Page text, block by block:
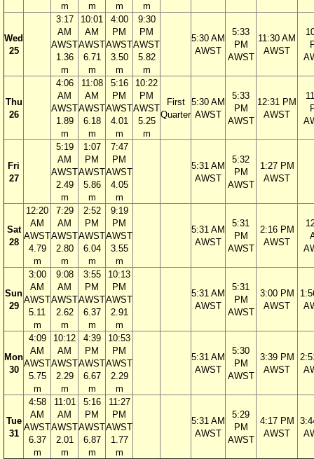
m
m
m
m
Wed
25
3:17
AM
AWST
1.36
m
10:01
AM
AWST
6.71
m
4:00
PM
AWST
3.50
m
9:30
PM
AWST
5.82
m
5:30 AM
AWST
5:33
PM
AWST
11:30 AM
AWST
Thu
26
4:06
AM
AWST
1.89
m
11:08
AM
AWST
6.18
m
5:16
PM
AWST
4.01
m
10:22
PM
AWST
5.25
m
First
Quarter
5:30 AM
AWST
5:33
PM
AWST
12:31 PM
AWST
Fri
27
5:19
AM
AWST
2.49
m
1:07
PM
AWST
5.86
m
7:47
PM
AWST
4.05
m
5:31 AM
AWST
5:32
PM
AWST
1:27 PM
AWST
Sat
28
12:20
AM
AWST
4.79
m
7:29
AM
AWST
2.80
m
2:52
PM
AWST
6.04
m
9:19
PM
AWST
3.55
m
5:31 AM
AWST
5:31
PM
AWST
2:16 PM
AWST
Sun
29
3:00
AM
AWST
5.11
m
9:08
AM
AWST
2.62
m
3:55
PM
AWST
6.37
m
10:13
PM
AWST
2.91
m
5:31 AM
AWST
5:31
PM
AWST
3:00 PM
AWST
Mon
30
4:09
AM
AWST
5.75
m
10:12
AM
AWST
2.29
m
4:39
PM
AWST
6.67
m
10:53
PM
AWST
2.29
m
5:31 AM
AWST
5:30
PM
AWST
3:39 PM
AWST
Tue
31
4:58
AM
AWST
6.37
m
11:01
AM
AWST
2.01
m
5:16
PM
AWST
6.87
m
11:27
PM
AWST
1.77
m
5:31 AM
AWST
5:29
PM
AWST
4:17 PM
AWST